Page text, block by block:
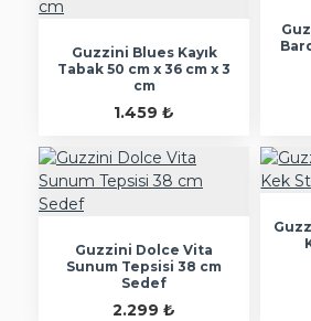
Guzzini Blues Kayık
Tabak 50 cm x 36 cm x 3
cm
1.459 ₺
Guzzini Dolce Vita
Sunum Tepsisi 38 cm
Sedef
2.299 ₺